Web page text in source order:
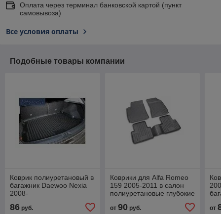
Оплата через терминал банковской картой (пункт
самовывоза)
Все условия оплаты
Подобные товары компании
Коврик полиуретановый в
багажник Daewoo Nexia
2008-
86 руб.
Коврики для Alfa Romeo
159 2005-2011 в салон
полиуретановые глубокие
от 90руб. от